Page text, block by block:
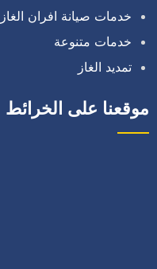
خدمات صيانة افران الغاز
خدمات متنوعة
تمديد الغاز
موقعنا على الخرائط